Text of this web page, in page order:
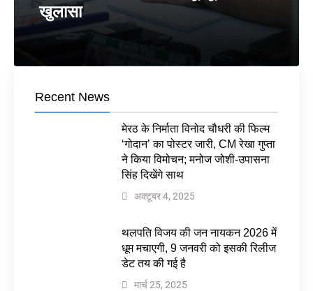
खुलासा
Recent News
मेरठ के निर्माता विनोद चौधरी की फिल्म
‘गोदान’ का पोस्टर जारी, CM रेखा गुप्ता
ने किया विमोचन; मनोज जोशी-उपासना
सिंह दिखेंगे साथ
अक्टूबर 4, 2025
थलपति विजय की जन नायकन 2026 में
धूम मचाएगी, 9 जनवरी को इसकी रिलीज
डेट तय की गई है
मार्च 25, 2025